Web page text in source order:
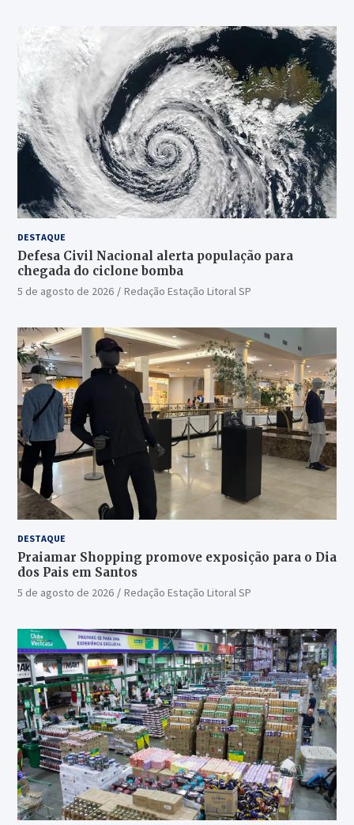
DESTAQUE
Defesa Civil Nacional alerta população para
chegada do ciclone bomba
5 de agosto de 2026 Redação Estação Litoral SP
DESTAQUE
Praiamar Shopping promove exposição para o Dia
dos Pais em Santos
5 de agosto de 2026 Redação Estação Litoral SP